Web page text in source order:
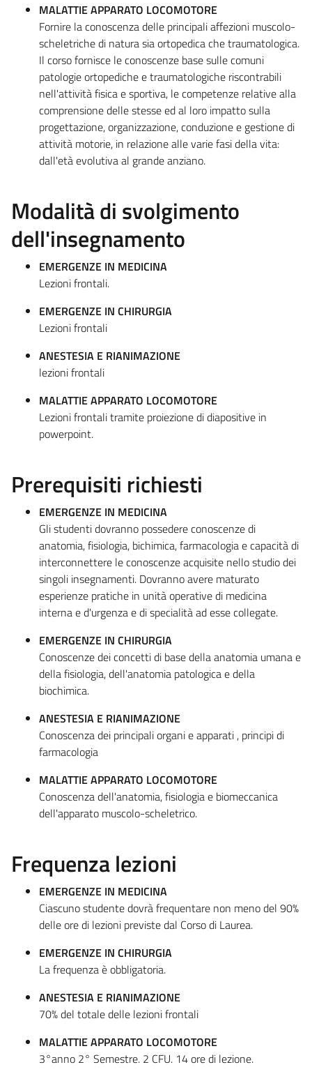
MALATTIE APPARATO LOCOMOTORE
Fornire la conoscenza delle principali affezioni muscolo-
scheletriche di natura sia ortopedica che traumatologica.
Il corso fornisce le conoscenze base sulle comuni
patologie ortopediche e traumatologiche riscontrabili
nell'attività fisica e sportiva, le competenze relative alla
comprensione delle stesse ed al loro impatto sulla
progettazione, organizzazione, conduzione e gestione di
attività motorie, in relazione alle varie fasi della vita:
dall'età evolutiva al grande anziano.
Modalità di svolgimento
dell'insegnamento
EMERGENZE IN MEDICINA
Lezioni frontali.
EMERGENZE IN CHIRURGIA
Lezioni frontali
ANESTESIA E RIANIMAZIONE
lezioni frontali
MALATTIE APPARATO LOCOMOTORE
Lezioni frontali tramite proiezione di diapositive in
powerpoint.
Prerequisiti richiesti
EMERGENZE IN MEDICINA
Gli studenti dovranno possedere conoscenze di
anatomia, fisiologia, bichimica, farmacologia e capacità di
interconnettere le conoscenze acquisite nello studio dei
singoli insegnamenti. Dovranno avere maturato
esperienze pratiche in unità operative di medicina
interna e d'urgenza e di specialità ad esse collegate.
EMERGENZE IN CHIRURGIA
Conoscenze dei concetti di base della anatomia umana e
della fisiologia, dell'anatomia patologica e della
biochimica.
ANESTESIA E RIANIMAZIONE
Conoscenza dei principali organi e apparati , principi di
farmacologia
MALATTIE APPARATO LOCOMOTORE
Conoscenza dell'anatomia, fisiologia e biomeccanica
dell'apparato muscolo-scheletrico.
Frequenza lezioni
EMERGENZE IN MEDICINA
Ciascuno studente dovrà frequentare non meno del 90%
delle ore di lezioni previste dal Corso di Laurea.
EMERGENZE IN CHIRURGIA
La frequenza è obbligatoria.
ANESTESIA E RIANIMAZIONE
70% del totale delle lezioni frontali
MALATTIE APPARATO LOCOMOTORE
3°anno 2° Semestre. 2 CFU. 14 ore di lezione.